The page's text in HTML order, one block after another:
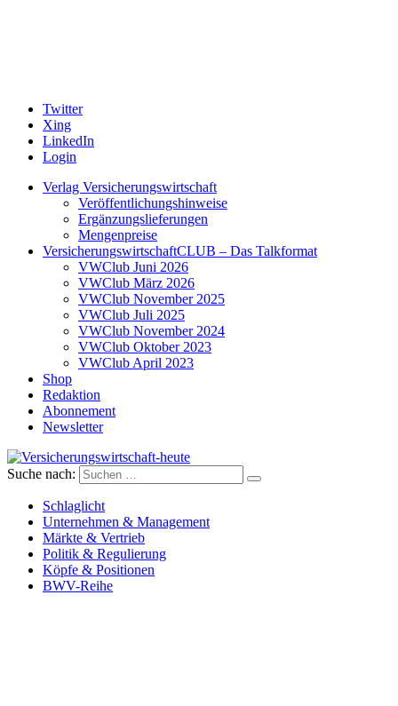
Twitter
Xing
LinkedIn
Login
Verlag Versicherungswirtschaft
Veröffentlichungshinweise
Ergänzungslieferungen
Mengenpreise
VersicherungswirtschaftCLUB – Das Talkformat
VWClub Juni 2026
VWClub März 2026
VWClub November 2025
VWClub Juli 2025
VWClub November 2024
VWClub Oktober 2023
VWClub April 2023
Shop
Redaktion
Abonnement
Newsletter
Versicherungswirtschaft-heute
Suche nach:
Schlaglicht
Unternehmen & Management
Märkte & Vertrieb
Politik & Regulierung
Köpfe & Positionen
BWV-Reihe